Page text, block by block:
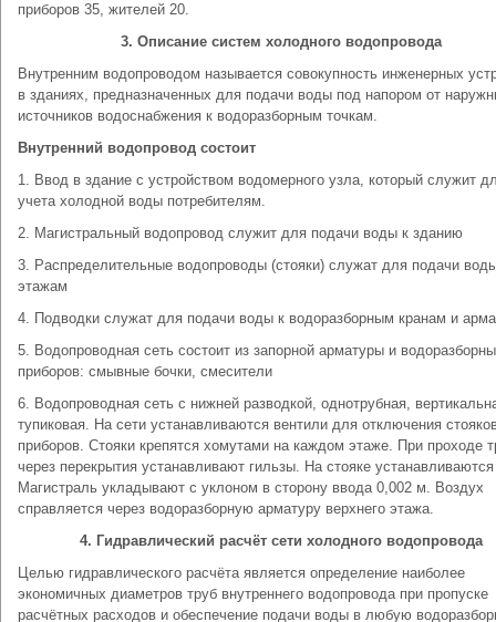
приборов 35, жителей 20.
3. Описание систем холодного водопровода
Внутренним водопроводом называется совокупность инженерных
в зданиях, предназначенных для подачи воды под напором от
источников водоснабжения к водоразборным точкам.
Внутренний водопровод состоит
1. Ввод в здание с устройством водомерного узла, который служит
учета холодной воды потребителям.
2. Магистральный водопровод служит для подачи воды к зданию
3. Распределительные водопроводы (стояки) служат для подачи
этажам
4. Подводки служат для подачи воды к водоразборным кранам и
5. Водопроводная сеть состоит из запорной арматуры и
приборов: смывные бочки, смесители
6. Водопроводная сеть с нижней разводкой, однотрубная,
тупиковая. На сети устанавливаются вентили для отключения
приборов. Стояки крепятся хомутами на каждом этаже. При проходе
через перекрытия устанавливают гильзы. На стояке
Магистраль укладывают с уклоном в сторону ввода 0,002 м. Воздух
справляется через водоразборную арматуру верхнего этажа.
4. Гидравлический расчёт сети холодного водопровода
Целью гидравлического расчёта является определение наиболее
экономичных диаметров труб внутреннего водопровода при пропуске
расчётных расходов и обеспечение подачи воды в любую